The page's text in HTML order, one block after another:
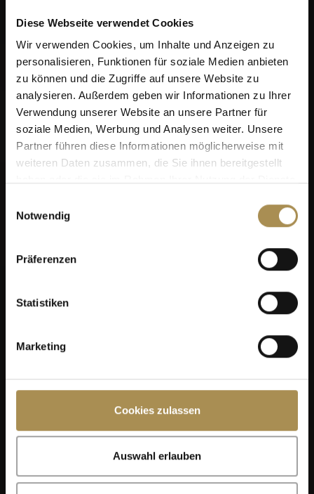
Diese Webseite verwendet Cookies
Wir verwenden Cookies, um Inhalte und Anzeigen zu
personalisieren, Funktionen für soziale Medien anbieten
zu können und die Zugriffe auf unsere Website zu
analysieren. Außerdem geben wir Informationen zu Ihrer
Verwendung unserer Website an unsere Partner für
soziale Medien, Werbung und Analysen weiter. Unsere
Partner führen diese Informationen möglicherweise mit
weiteren Daten zusammen, die Sie ihnen bereitgestellt
Notwendig
Präferenzen
Statistiken
Marketing
Cookies zulassen
Auswahl erlauben